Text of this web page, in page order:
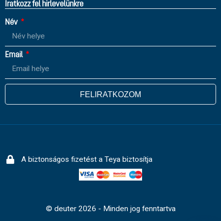
Íratkozz fel hirlevelünkre
Név
Email
FELIRATKOZOM
A biztonságos fizetést a Teya biztosítja
© deuter 2026 - Minden jog fenntartva